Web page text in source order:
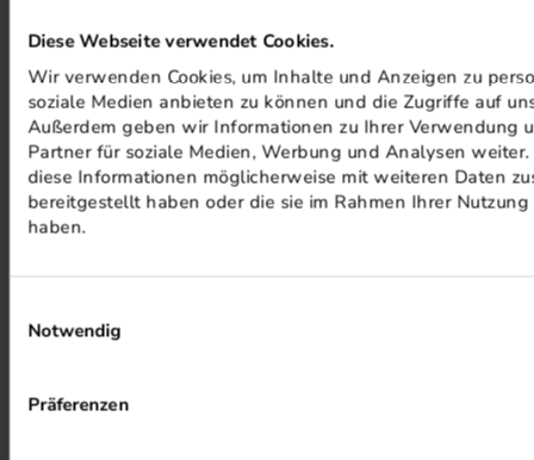
Diese Webseite verwendet Cookies.
Wir verwenden Cookies, um Inhalte und Anzeigen zu
soziale Medien anbieten zu können und die Zugriffe auf
Außerdem geben wir Informationen zu Ihrer Verwendung
Partner für soziale Medien, Werbung und Analysen
diese Informationen möglicherweise mit weiteren Daten
bereitgestellt haben oder die sie im Rahmen Ihrer
haben.
Notwendig
Präferenzen
MINERALÖLFREIE FARBEN